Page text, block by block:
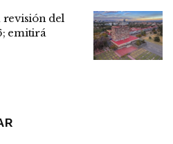
revisión del
emitirá